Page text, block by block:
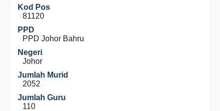
Kod Pos
81120
PPD
PPD Johor Bahru
Negeri
Johor
Jumlah Murid
2052
Jumlah Guru
110